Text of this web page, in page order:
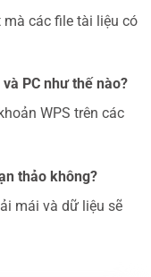
các file tài liệu có
PC như thế nào?
WPS trên các
thảo không?
mái và dữ liệu sẽ